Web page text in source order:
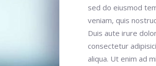
sed do eiusmod
veniam, quis
Duis aute irure
consectetur
aliqua. Ut enim ad